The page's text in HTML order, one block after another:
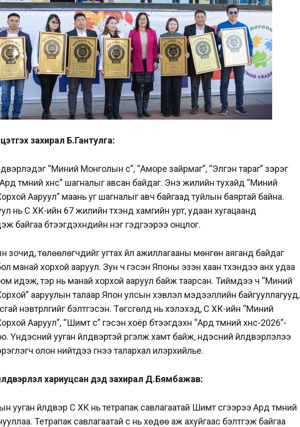
захирал Б.Гантулга:
“Миний Монголын сүү”, “Аморе зайрмаг”, “Элгэн тараг” зэрэг
“Ард түмний хүнс” шагналыг авсан байдаг. Энэ жилийн тухайд “Миний
Ааруул” маань уг шагналыг авч байгаад туйлын баяртай байна.
нь Сүү ХК-ийн 67 жилийн түүхэнд хамгийн урт, удаан хугацаанд
байгаа бүтээгдэхүүнүүдийн нэг гэдгээрээ онцлог.
зочид, төлөөлөгчдийг угтах үйл ажиллагааны мөнгөн аяганд байдаг
бол манай хорхой ааруул. Зун ч гэсэн Японы эзэн хаан түүхэндээ анх удаа
идэж, тэр нь манай хорхой ааруул байж таарсан. Тиймдээ ч “Миний
ааруулын талаар Япон улсын хэвлэл мэдээллийн байгууллагууд,
нэвтрүүлгийг бэлтгэсэн. Төгсгөлд нь хэлэхэд, Сүү ХК-ийн “Миний
Ааруул”, “Шимт сүү” гэсэн хоёр бүтээгдэхүүн “Ард түмний хүнс-2026”-
Үндэсний ууган үйлдвэртэй үргэлж хамт байж, үндэсний үйлдвэрлэлээ
олон нийтдээ гүнээ талархал илэрхийлье.
хариуцсан дэд захирал Д.Бямбажав:
ууган үйлдвэр Сүү ХК нь тетрапак савлагаатай Шимт сүүгээрээ Ард түмний
Тетрапак савлагаатай сүү нь хөдөө аж ахуйгаас бэлтгэж байгаа